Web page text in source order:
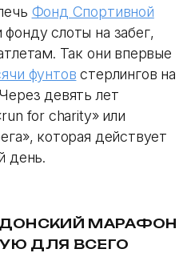
Фонд Спортивной
фонду слоты на забег,
Так они впервые
фунтов стерлингов на
девять лет
for charity» или
которая действует
день.
МАРАФОН
ДЛЯ ВСЕГО